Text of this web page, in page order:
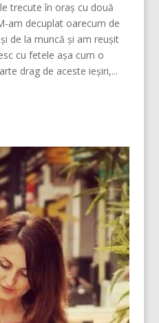
trecute în oraș cu două
am decuplat oarecum de
de la muncă și am reușit
cu fetele așa cum o
drag de aceste ieșiri,...